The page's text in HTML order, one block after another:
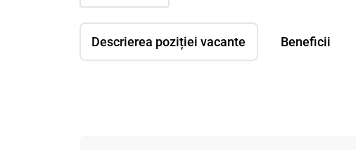
Descrierea poziției vacante Beneficii